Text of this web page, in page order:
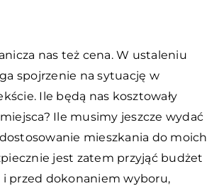
nas też cena. W ustaleniu
spojrzenie na sytuację w
Ile będą nas kosztowały
Ile musimy jeszcze wydać
mieszkania do moich
jest zatem przyjąć budżet
i przed dokonaniem wyboru,